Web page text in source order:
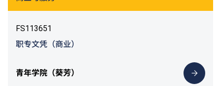
FS113651
职专文凭（商业）
青年学院（葵芳）